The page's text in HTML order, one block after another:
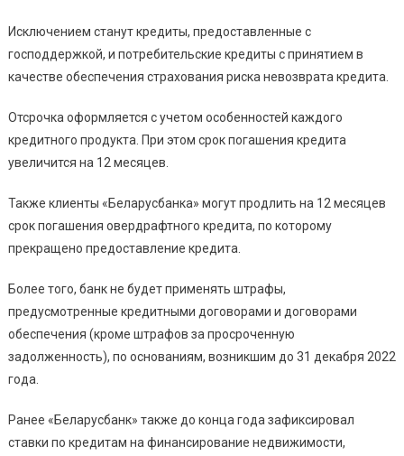
Исключением станут кредиты, предоставленные с
господдержкой, и потребительские кредиты с принятием в
качестве обеспечения страхования риска невозврата кредита.
Отсрочка оформляется с учетом особенностей каждого
кредитного продукта. При этом срок погашения кредита
увеличится на 12 месяцев.
Также клиенты «Беларусбанка» могут продлить на 12 месяцев
срок погашения овердрафтного кредита, по которому
прекращено предоставление кредита.
Более того, банк не будет применять штрафы,
предусмотренные кредитными договорами и договорами
обеспечения (кроме штрафов за просроченную
задолженность), по основаниям, возникшим до 31 декабря 2022
года.
Ранее «Беларусбанк» также до конца года зафиксировал
ставки по кредитам на финансирование недвижимости,